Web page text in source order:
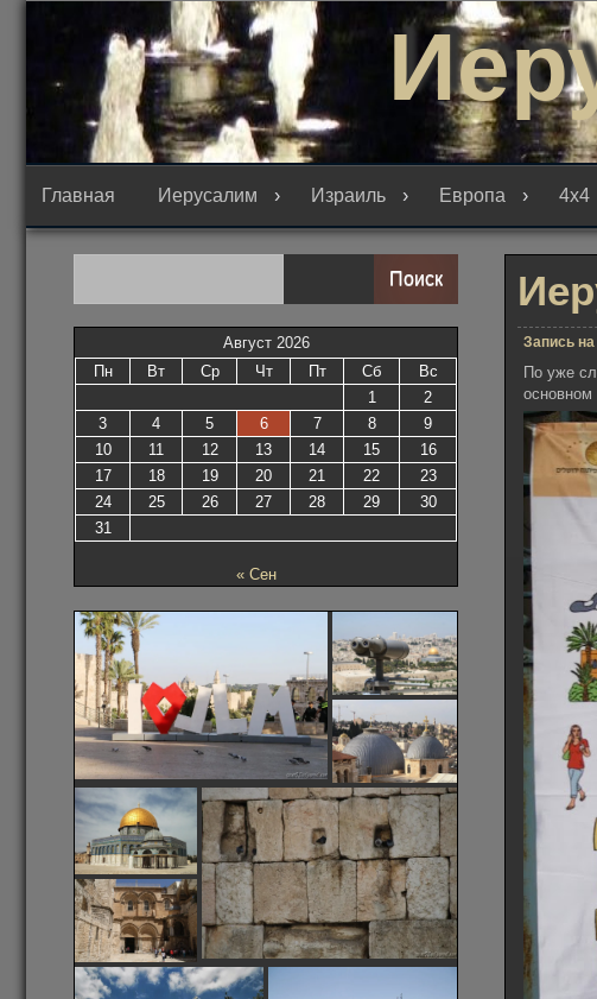
содержимому
Главная Иерусалим Израиль Европа 4х4
Запись на
По уже
основном
Поиск
Август 2026
Пн
Вт Ср Чт Пт Сб
Вс
1
2
3
4 5 6 7 8
9
10
11 12 13 14 15
16
17
18 19 20 21 22
23
24
25 26 27 28 29
30
31
« Сен